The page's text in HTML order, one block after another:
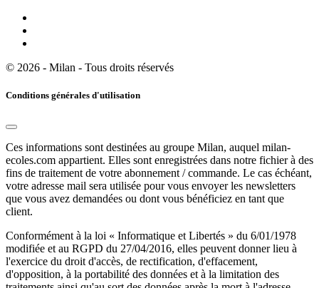
© 2026 - Milan - Tous droits réservés
Conditions générales d'utilisation
Ces informations sont destinées au groupe Milan, auquel milan-
ecoles.com appartient. Elles sont enregistrées dans notre fichier à des
fins de traitement de votre abonnement / commande. Le cas échéant,
votre adresse mail sera utilisée pour vous envoyer les newsletters
que vous avez demandées ou dont vous bénéficiez en tant que
client.
Conformément à la loi « Informatique et Libertés » du 6/01/1978
modifiée et au RGPD du 27/04/2016, elles peuvent donner lieu à
l'exercice du droit d'accès, de rectification, d'effacement,
d'opposition, à la portabilité des données et à la limitation des